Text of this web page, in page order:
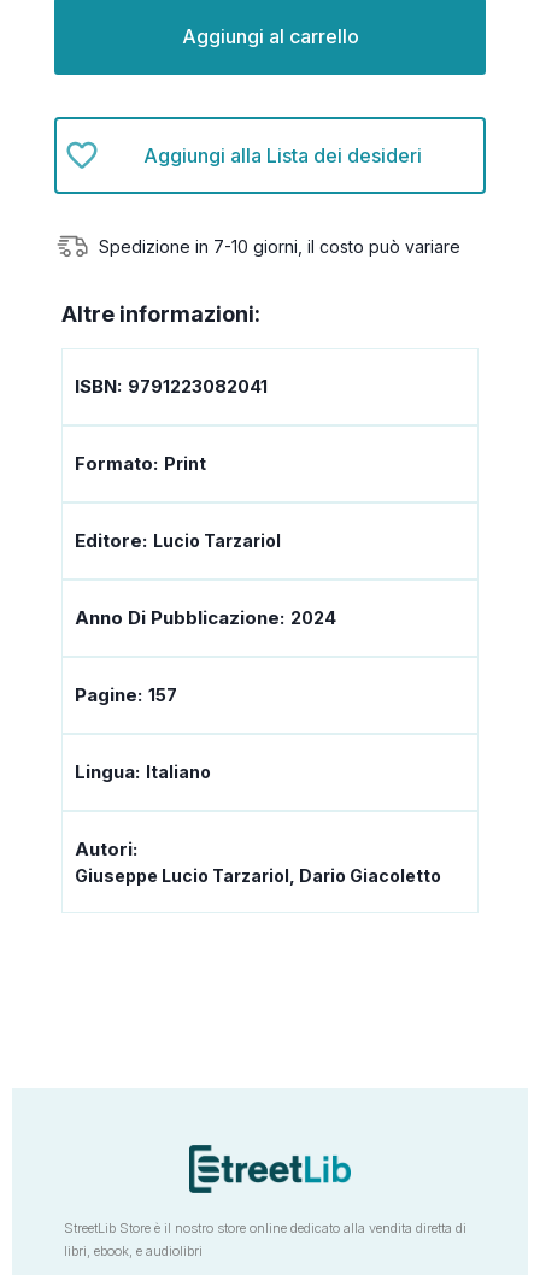
Aggiungi alla Lista dei desideri
Spedizione in 7-10 giorni, il costo può variare
Altre informazioni:
ISBN: 9791223082041
Formato: Print
Editore: Lucio Tarzariol
Anno Di Pubblicazione: 2024
Pagine: 157
Lingua: Italiano
Autori:
Giuseppe Lucio Tarzariol, Dario Giacoletto
StreetLib Store è il nostro store online dedicato alla vendita diretta di
libri, ebook, e audiolibri